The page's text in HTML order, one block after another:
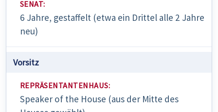
6 Jahre, gestaffelt (etwa ein Drittel alle 2 Jahre
neu)
Vorsitz
Speaker of the House (aus der Mitte des